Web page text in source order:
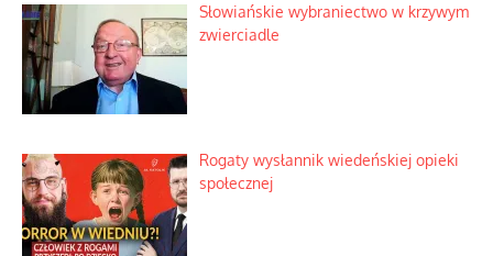
Słowiańskie wybraniectwo w krzywym
zwierciadle
Rogaty wysłannik wiedeńskiej opieki
społecznej